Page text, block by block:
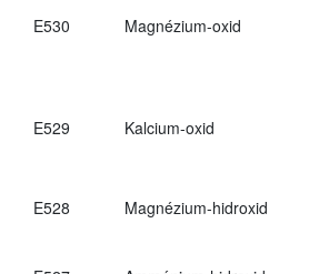
E530 Magnézium-oxid
E529 Kalcium-oxid
E528 Magnézium-hidroxid